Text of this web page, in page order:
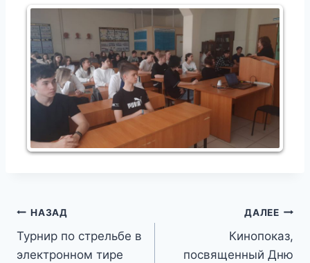
Навигация
по
НАЗАД
Турнир по стрельбе в
электронном тире
ДАЛЕЕ
Кинопоказ,
посвященный Дню